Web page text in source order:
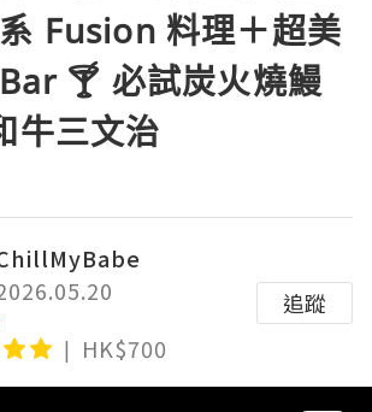
Fusion 料理＋超美
🍸 必試炭火燒鰻
牛三文治
HK$700
追蹤